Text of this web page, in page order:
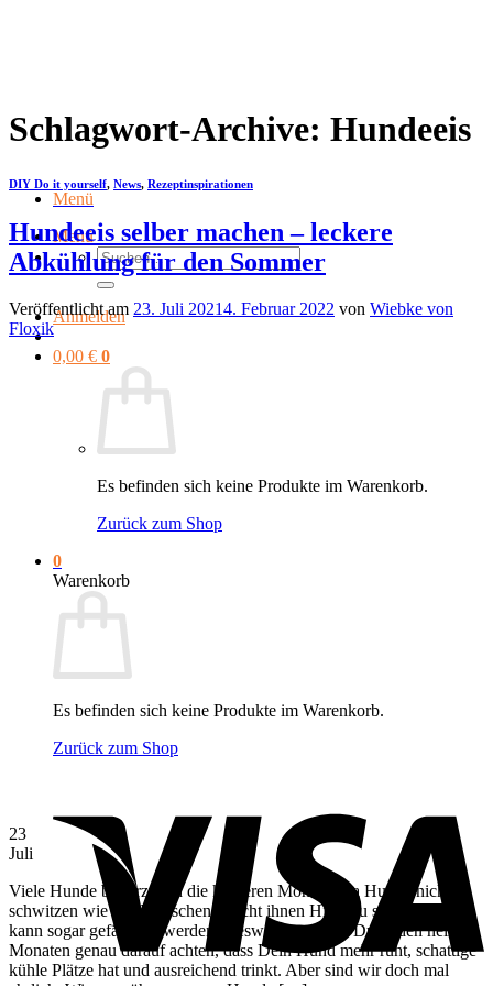
Menü
Menü
Suchen
nach:
Anmelden
0,00 € 0
Es befinden sich keine Produkte im Warenkorb.
Zurück zum Shop
0
Warenkorb
Es befinden sich keine Produkte im Warenkorb.
Zurück zum Shop
Schlagwort-Archive: Hundeeis
DIY Do it yourself, News, Rezeptinspirationen
Hundeeis selber machen – leckere
Abkühlung für den Sommer
Veröffentlicht am 23. Juli 20214. Februar 2022 von Wiebke von
Floxik
23
Juli
Viele Hunde bevorzugen die kühleren Monate. Da Hunde nicht
schwitzen wie wir Menschen, macht ihnen Hitze zu schaffen und
kann sogar gefährlich werden. Deswegen solltest Du in den heißen
Monaten genau darauf achten, dass Dein Hund mehr ruht, schattige
kühle Plätze hat und ausreichend trinkt. Aber sind wir doch mal